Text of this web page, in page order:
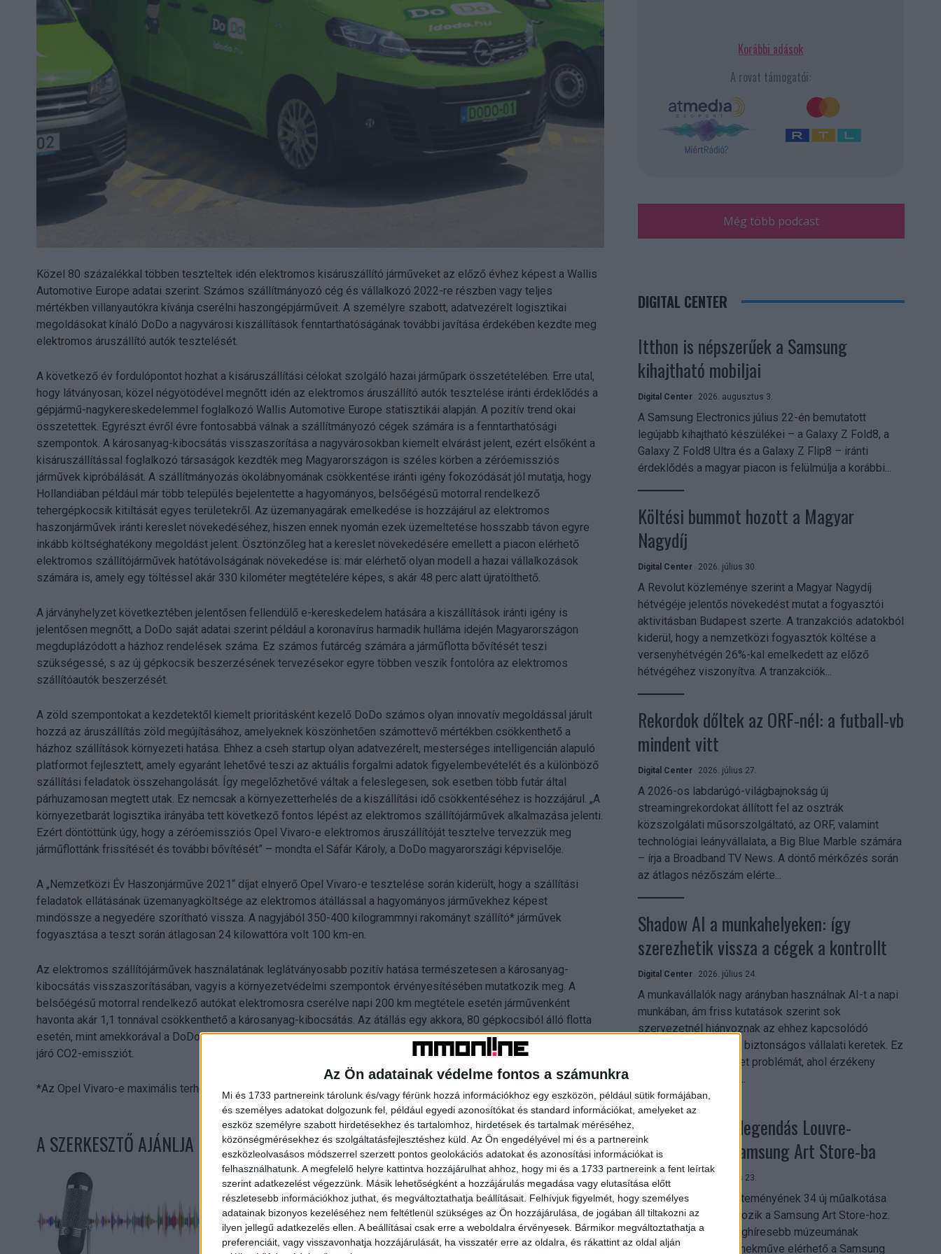
Az Ön adatainak védelme fontos a számunkra
Mi és 1733 partnereink tárolunk és/vagy férünk hozzá információkhoz egy eszközön, például sütik formájában,
és személyes adatokat dolgozunk fel, például egyedi azonosítókat és standard információkat, amelyeket az
eszköz személyre szabott hirdetésekhez és tartalomhoz, hirdetések és tartalmak méréséhez,
közönségmérésekhez és szolgáltatásfejlesztéshez küld. Az Ön engedélyével mi és a partnereink
eszközleolvasásos módszerrel szerzett pontos geolokációs adatokat és azonosítási információkat is
felhasználhatunk. A megfelelő helyre kattintva hozzájárulhat ahhoz, hogy mi és a 1733 partnereink a fent leírtak
szerint adatkezelést végezzünk. Másik lehetőségként a hozzájárulás megadása vagy elutasítása előtt
részletesebb információkhoz juthat, és megváltoztathatja beállításait. Felhívjuk figyelmét, hogy személyes
adatainak bizonyos kezeléséhez nem feltétlenül szükséges az Ön hozzájárulása, de jogában áll tiltakozni az
ilyen jellegű adatkezelés ellen. A beállításai csak erre a weboldalra érvényesek. Bármikor megváltoztathatja a
preferenciáit, vagy visszavonhatja hozzájárulását, ha visszatér erre az oldalra, és rákattint az oldal alján
Közel 80 százalékkal többen teszteltek idén elektromos kisáruszállító járműveket az előző évhez képest a Wallis
Automotive Europe adatai szerint. Számos szállítmányozó cég és vállalkozó 2022-re részben vagy teljes
mértékben villanyautókra kívánja cserélni haszongépjárműveit. A személyre szabott, adatvezérelt logisztikai
megoldásokat kínáló DoDo a nagyvárosi kiszállítások fenntarthatóságának további javítása érdekében kezdte meg
elektromos áruszállító autók tesztelését.
A következő év fordulópontot hozhat a kisáruszállítási célokat szolgáló hazai járműpark összetételében. Erre utal,
hogy látványosan, közel négyötödével megnőtt idén az elektromos áruszállító autók tesztelése iránti érdeklődés a
gépjármű-nagykereskedelemmel foglalkozó Wallis Automotive Europe statisztikái alapján. A pozitív trend okai
összetettek. Egyrészt évről évre fontosabbá válnak a szállítmányozó cégek számára is a fenntarthatósági
szempontok. A károsanyag-kibocsátás visszaszorítása a nagyvárosokban kiemelt elvárást jelent, ezért elsőként a
kisáruszállítással foglalkozó társaságok kezdték meg Magyarországon is széles körben a zéróemissziós
járművek kipróbálását. A szállítmányozás ökolábnyomának csökkentése iránti igény fokozódását jól mutatja, hogy
Hollandiában például már több település bejelentette a hagyományos, belsőégésű motorral rendelkező
tehergépkocsik kitiltását egyes területekről. Az üzemanyagárak emelkedése is hozzájárul az elektromos
haszonjárművek iránti kereslet növekedéséhez, hiszen ennek nyomán ezek üzemeltetése hosszabb távon egyre
inkább költséghatékony megoldást jelent. Ösztönzőleg hat a kereslet növekedésére emellett a piacon elérhető
elektromos szállítójárművek hatótávolságának növekedése is: már elérhető olyan modell a hazai vállalkozások
számára is, amely egy töltéssel akár 330 kilométer megtételére képes, s akár 48 perc alatt újratölthető.
A járványhelyzet következtében jelentősen fellendülő e-kereskedelem hatására a kiszállítások iránti igény is
jelentősen megnőtt, a DoDo saját adatai szerint például a koronavírus harmadik hulláma idején Magyarországon
megduplázódott a házhoz rendelések száma. Ez számos futárcég számára a járműflotta bővítését teszi
szükségessé, s az új gépkocsik beszerzésének tervezésekor egyre többen veszik fontolóra az elektromos
szállítóautók beszerzését.
A zöld szempontokat a kezdetektől kiemelt prioritásként kezelő DoDo számos olyan innovatív megoldással járult
hozzá az áruszállítás zöld megújításához, amelyeknek köszönhetően számottevő mértékben csökkenthető a
házhoz szállítások környezeti hatása. Ehhez a cseh startup olyan adatvezérelt, mesterséges intelligencián alapuló
platformot fejlesztett, amely egyaránt lehetővé teszi az aktuális forgalmi adatok figyelembevételét és a különböző
szállítási feladatok összehangolását. Így megelőzhetővé váltak a feleslegesen, sok esetben több futár által
párhuzamosan megtett utak. Ez nemcsak a környezetterhelés de a kiszállítási idő csökkentéséhez is hozzájárul. „A
környezetbarát logisztika irányába tett következő fontos lépést az elektromos szállítójárművek alkalmazása jelenti.
Ezért döntöttünk úgy, hogy a zéróemissziós Opel Vivaro-e elektromos áruszállítóját tesztelve tervezzük meg
járműflottánk frissítését és további bővítését” – mondta el Sáfár Károly, a DoDo magyarországi képviselője.
A „Nemzetközi Év Haszonjárműve 2021“ díjat elnyerő Opel Vivaro-e tesztelése során kiderült, hogy a szállítási
feladatok ellátásának üzemanyagköltsége az elektromos átállással a hagyományos járművekhez képest
mindössze a negyedére szorítható vissza. A nagyjából 350-400 kilogrammnyi rakományt szállító* járművek
fogyasztása a teszt során átlagosan 24 kilowattóra volt 100 km-en.
Az elektromos szállítójárművek használatának leglátványosabb pozitív hatása természetesen a károsanyag-
kibocsátás visszaszorításában, vagyis a környezetvédelmi szempontok érvényesítésében mutatkozik meg. A
belsőégésű motorral rendelkező autókat elektromosra cserélve napi 200 km megtétele esetén járművenként
havonta akár 1,1 tonnával csökkenthető a károsanyag-kibocsátás. Az átállás egy akkora, 80 gépkocsiból álló flotta
esetén, mint amekkorával a DoDo Magyarországon rendelkezik, havi 88 tonnával csökkentheti a szállítmányozással
járó CO2-emissziót.
*Az Opel Vivaro-e maximális terhelhetősége 925 kg.
A SZERKESZTŐ AJÁNLJA
Korábbi adások
A rovat támogatói:
Még több podcast
DIGITAL CENTER
Itthon is népszerűek a Samsung
kihajtható mobiljai
Digital Center 2026. augusztus 3.
A Samsung Electronics július 22-én bemutatott
legújabb kihajtható készülékei – a Galaxy Z Fold8, a
Galaxy Z Fold8 Ultra és a Galaxy Z Flip8 – iránti
érdeklődés a magyar piacon is felülmúlja a korábbi...
Költési bummot hozott a Magyar
Nagydíj
Digital Center 2026. július 30.
A Revolut közleménye szerint a Magyar Nagydíj
hétvégéje jelentős növekedést mutat a fogyasztói
aktivitásban Budapest szerte. A tranzakciós adatokból
kiderül, hogy a nemzetközi fogyasztók költése a
versenyhétvégén 26%-kal emelkedett az előző
hétvégéhez viszonyítva. A tranzakciók...
Rekordok dőltek az ORF-nél: a futball-vb
mindent vitt
Digital Center 2026. július 27.
A 2026-os labdarúgó-világbajnokság új
streamingrekordokat állított fel az osztrák
közszolgálati műsorszolgáltató, az ORF, valamint
technológiai leányvállalata, a Big Blue Marble számára
– írja a Broadband TV News. A döntő mérkőzés során
az átlagos nézőszám elérte...
Shadow AI a munkahelyeken: így
szerezhetik vissza a cégek a kontrollt
Digital Center 2026. július 24.
A munkavállalók nagy arányban használnak AI-t a napi
munkában, ám friss kutatások szerint sok
szervezetnél hiányoznak az ehhez kapcsolódó
világos irányelvek és biztonságos vállalati keretek. Ez
különösen ott jelenthet problémát, ahol érzékeny
üzleti információkkal...
Megérkezett a legendás Louvre-
gyűjtemény a Samsung Art Store-ba
Digital Center 2026. július 23.
A párizsi Louvre gyűjteményének 34 új műalkotása
most először csatlakozik a Samsung Art Store-hoz.
Ezzel a világ egyik leghíresebb múzeumának
összesen már 51 remekműve elérhető a Samsung